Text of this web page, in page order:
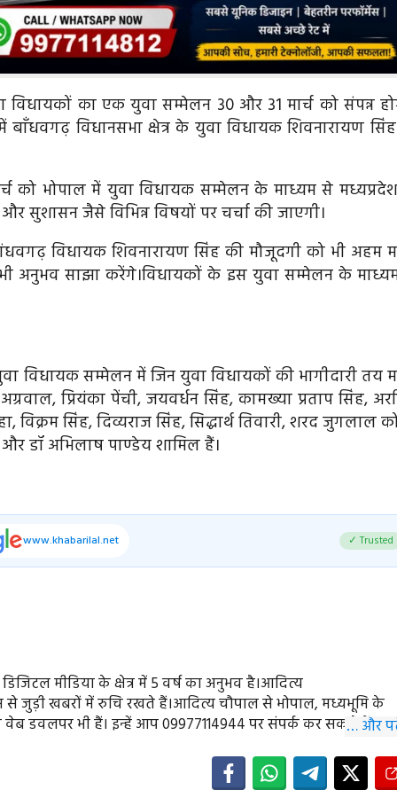
विधायकों का एक युवा सम्मेलन 30 और 31 मार्च को संपन्न
विधानसभा क्षेत्र के युवा विधायक शिवनारायण
को भोपाल में युवा विधायक सम्मेलन के माध्यम से
सुशासन जैसे विभिन्न विषयों पर चर्चा की जाएगी।
विधायक शिवनारायण सिंह की मौजूदगी को भी अहम
अनुभव साझा करेंगे।विधायकों के इस युवा सम्मेलन के
विधायक सम्मेलन में जिन युवा विधायकों की भागीदारी तय
प्रियंका पेंची, जयवर्धन सिंह, कामख्या प्रताप सिंह,
विक्रम सिंह, दिव्यराज सिंह, सिद्धार्थ तिवारी, शरद जुगलाल
और डॉ अभिलाष पाण्डेय शामिल हैं।
www.khabarilal.net ✓ Trusted
मीडिया के क्षेत्र में 5 वर्ष का अनुभव है।आदित्य
जुड़ी खबरों में रुचि रखते हैं।आदित्य चौपाल से भोपाल, मध्यभूमि के
डवलपर भी हैं। इन्हें आप 09977114944 पर संपर्क कर सकते हैं।
… और